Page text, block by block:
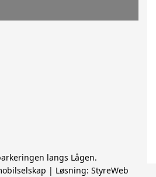
langs Lågen.
| Løsning: StyreWeb